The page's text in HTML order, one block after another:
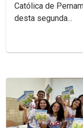
Católica de
desta segunda...